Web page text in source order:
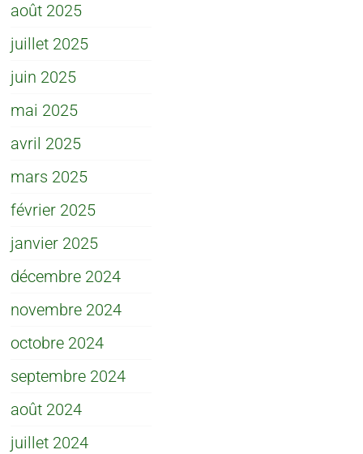
août 2025
juillet 2025
juin 2025
mai 2025
avril 2025
mars 2025
février 2025
janvier 2025
décembre 2024
novembre 2024
octobre 2024
septembre 2024
août 2024
juillet 2024